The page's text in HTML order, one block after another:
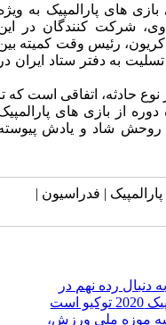
های پارالمپیک به
شرکت کنندگان در
رئیس وقت کمیته
تسلیت به دفتر ستاد ایران
حادثه، اتفاقی است که
از بازی های
روحش شاد و یادش
| فدراسیون |
به دنبال رده نهم در
است
موزه ملی ورزش،